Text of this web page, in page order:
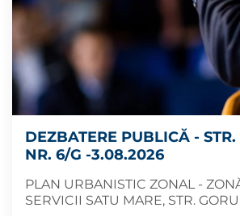
DEZBATERE PUBLICĂ -
NR. 6/G -3.08.2026
PLAN URBANISTIC ZONAL -
SERVICII SATU MARE, STR.